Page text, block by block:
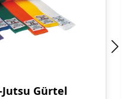
Jutsu Gürtel